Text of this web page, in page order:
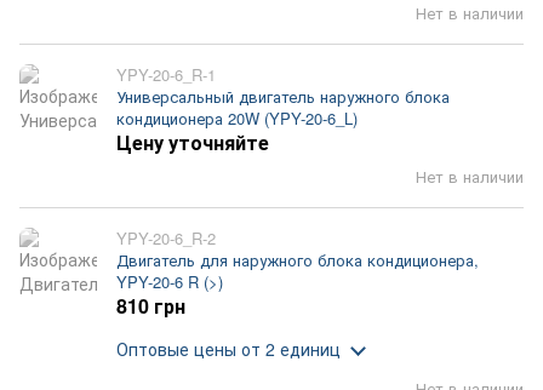
Нет в наличии
YPY-20-6_R-1
Универсальный двигатель наружного блока
кондиционера 20W (YPY-20-6_L)
Нет в наличии
Цену уточняйте
YPY-20-6_R-2
Двигатель для наружного блока кондиционера,
YPY-20-6 R (>)
810 грн
Оптовые цены от 2 единиц